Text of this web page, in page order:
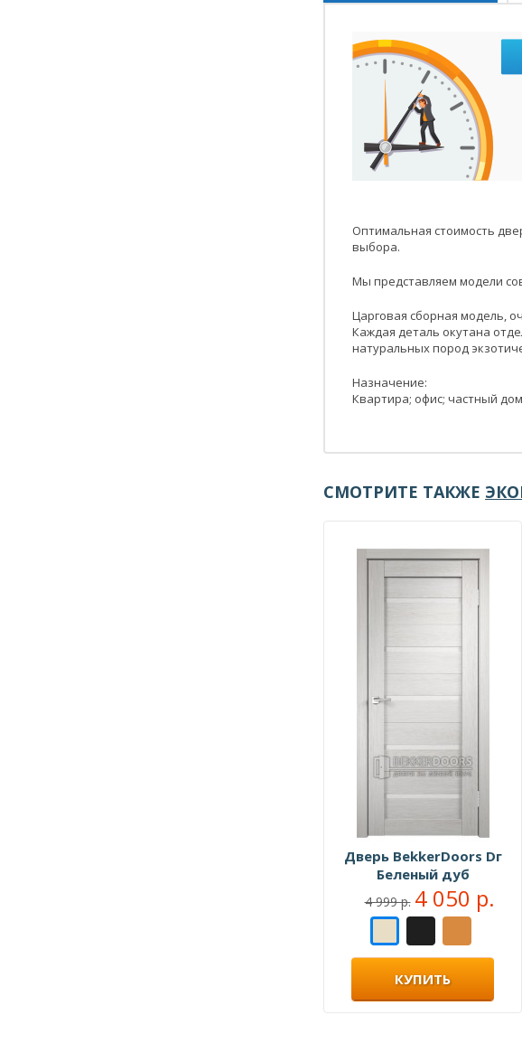
Оптимальная стоимость
выбора.
Мы представляем модели
Царговая сборная модель,
Каждая деталь окутана
натуральных пород
Назначение:
Квартира; офис; частный
СМОТРИТЕ ТАКЖЕ
Дверь BekkerDoors Dг
Беленый дуб
4 999 р. 4 050 р.
КУПИТЬ